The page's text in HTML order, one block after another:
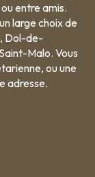
entre amis.
large choix de
Dol-de-
Malo. Vous
ou une
adresse.